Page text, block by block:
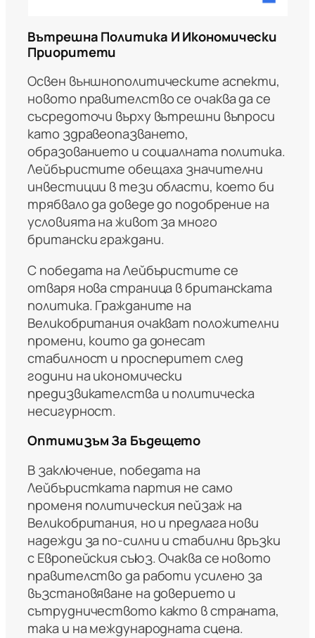
Вътрешна Политика И Икономически
Приоритети
Освен външнополитическите аспекти,
новото правителство се очаква да се
съсредоточи върху вътрешни въпроси
като здравеопазването,
образованието и социалната политика.
Лейбъристите обещаха значителни
инвестиции в тези области, което би
трябвало да доведе до подобрение на
условията на живот за много
британски граждани.
С победата на Лейбъристите се
отваря нова страница в британската
политика. Гражданите на
Великобритания очакват положителни
промени, които да донесат
стабилност и просперитет след
години на икономически
предизвикателства и политическа
несигурност.
Оптимизъм За Бъдещето
В заключение, победата на
Лейбъристката партия не само
променя политическия пейзаж на
Великобритания, но и предлага нови
надежди за по-силни и стабилни връзки
с Европейския съюз. Очаква се новото
правителство да работи усилено за
възстановяване на доверието и
сътрудничеството както в страната,
така и на международната сцена.